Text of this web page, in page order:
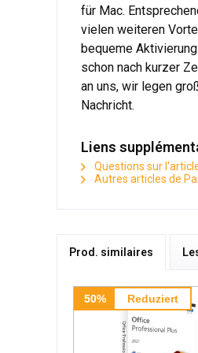
für Mac.
vielen weiteren
bequeme
schon nach kurzer
an uns, wir legen
Nachricht.
Liens
Questions sur
Autres articles de
Prod. similaires
50% Reduziert